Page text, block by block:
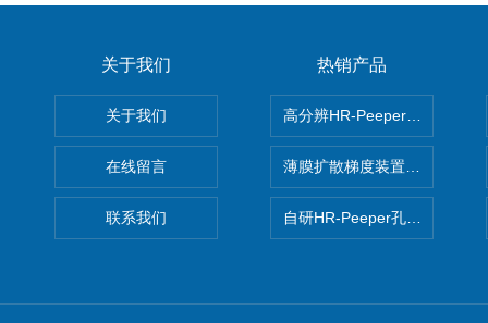
关于我们
关于我们
在线留言
联系我们
热销产品
高分辨HR-Peeper采样器孔隙
薄膜扩散梯度装置 Agl DGT
自研HR-Peeper孔隙水采样器